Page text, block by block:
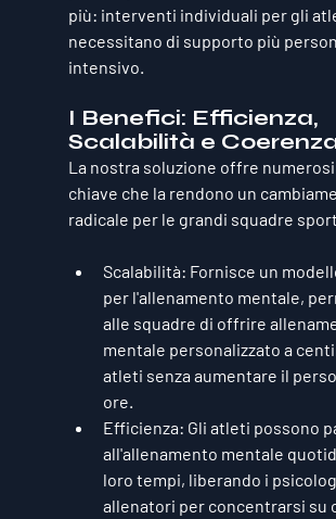
più: interventi individuali per gli
necessitano di supporto più
intensivo.
I Benefici: Efficienza,
Scalabilità e
La nostra soluzione offre
chiave che la rendono un
radicale per le grandi squadre
Scalabilità: Fornisce un
per l'allenamento mentale,
alle squadre di offrire
mentale personalizzato a
atleti senza aumentare il
ore.
Efficienza: Gli atleti possono
all'allenamento mentale
loro tempi, liberando i
allenatori per concentrarsi su